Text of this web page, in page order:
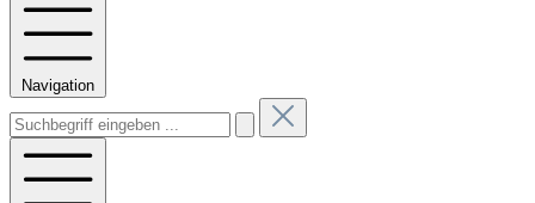
Navigation